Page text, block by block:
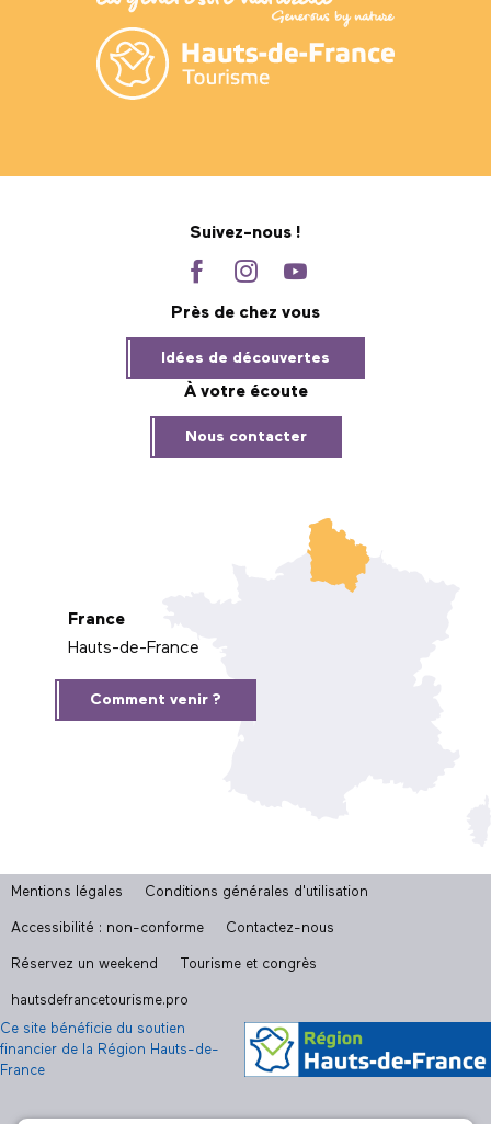
Suivez-nous !
Près de chez vous
Idées de découvertes
À votre écoute
Nous contacter
France
Hauts-de-France
Comment venir ?
Mentions légales Conditions générales d'utilisation
Accessibilité : non-conforme Contactez-nous
Réservez un weekend Tourisme et congrès
hautsdefrancetourisme.pro
Ce site bénéficie du soutien
financier de la Région Hauts-de-
France